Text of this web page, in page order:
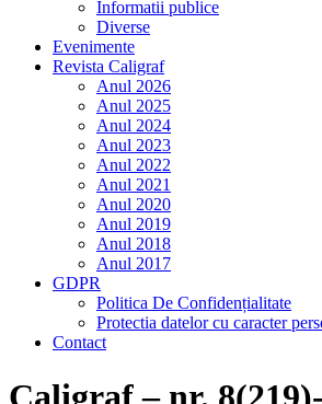
Informatii publice
Diverse
Evenimente
Revista Caligraf
Anul 2026
Anul 2025
Anul 2024
Anul 2023
Anul 2022
Anul 2021
Anul 2020
Anul 2019
Anul 2018
Anul 2017
GDPR
Politica De Confidențialitate
Protectia datelor cu caracter
Contact
Caligraf – nr.